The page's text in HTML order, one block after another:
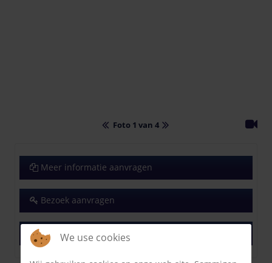
Foto 1 van 4
Meer informatie aanvragen
Bezoek aanvragen
Afspraak plannen
We use cookies